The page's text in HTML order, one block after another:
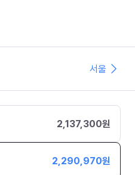
서울
2,137,300원
2,290,970원